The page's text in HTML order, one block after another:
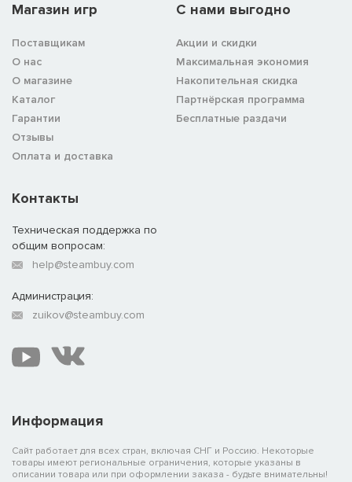
Магазин игр
Поставщикам
О нас
О магазине
Каталог
Гарантии
Отзывы
Оплата и доставка
C нами выгодно
Акции и скидки
Максимальная экономия
Накопительная скидка
Партнёрская программа
Бесплатные раздачи
Информация
Сайт работает для всех стран, включая СНГ и Россию. Некоторые
товары имеют региональные ограничения, которые указаны в
описании товара или при оформлении заказа - будьте внимательны!
Контакты
Техническая поддержка по
общим вопросам:
help@steambuy.com
Администрация:
zuikov@steambuy.com